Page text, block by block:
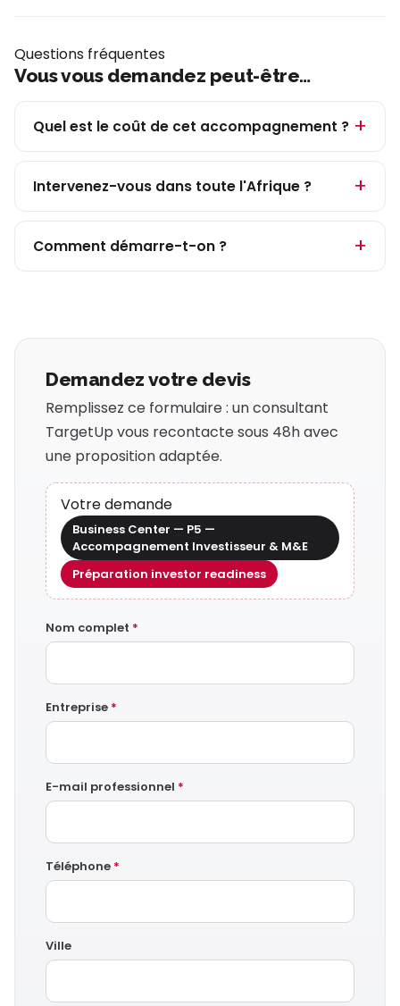
Questions fréquentes
Vous vous demandez peut-être…
Quel est le coût de cet accompagnement ?
Intervenez-vous dans toute l'Afrique ?
Comment démarre-t-on ?
Demandez votre devis
Remplissez ce formulaire : un consultant
TargetUp vous recontacte sous 48h avec
une proposition adaptée.
Votre demande
Business Center — P5 —
Accompagnement Investisseur & M&E
Préparation investor readiness
Nom complet *
Entreprise *
E-mail professionnel *
Téléphone *
Ville